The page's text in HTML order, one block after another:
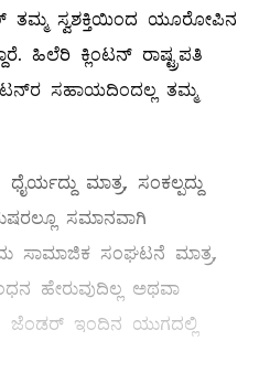
ಸ್ವಶಕ್ತಿಯಿಂದ ಯೂರೋಪಿನ
ಹಿಲೆರಿ ಕ್ಲಿಂಟನ್ ರಾಷ್ಟ್ರಪತಿ
ಸಹಾಯದಿಂದಲ್ಲ ತಮ್ಮ
ಮಾತ್ರ, ಸಂಕಲ್ಪದ್ದು
ಸಮಾನವಾಗಿ
ಸಾಮಾಜಿಕ ಸಂಘಟನೆ ಮಾತ್ರ,
ಹೇರುವುದಿಲ್ಲ ಅಥವಾ
ಜೆಂಡರ್‌ ಇಂದಿನ ಯುಗದಲ್ಲಿ